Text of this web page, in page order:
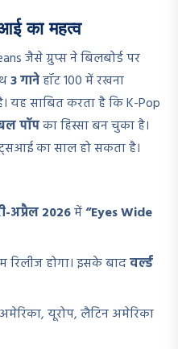
का महत्व
जैसे ग्रुप्स ने बिलबोर्ड पर
3 गानेहॉट 100 में रखना
साबित करता है कि K-Pop
पॉपका हिस्सा बन चुका है।
का साल हो सकता है।
अप्रैल 2026में“Eyes Wide
होगा। इसके बादवर्ल्ड
यूरोप, लैटिन अमेरिका